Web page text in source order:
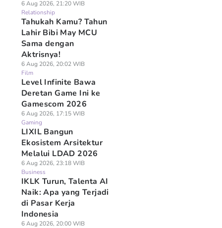
6 Aug 2026, 21:20 WIB
Relationship
Tahukah Kamu? Tahun
Lahir Bibi May MCU
Sama dengan
Aktrisnya!
6 Aug 2026, 20:02 WIB
Film
Level Infinite Bawa
Deretan Game Ini ke
Gamescom 2026
6 Aug 2026, 17:15 WIB
Gaming
LIXIL Bangun
Ekosistem Arsitektur
Melalui LDAD 2026
6 Aug 2026, 23:18 WIB
Business
IKLK Turun, Talenta AI
Naik: Apa yang Terjadi
di Pasar Kerja
Indonesia
6 Aug 2026, 20:00 WIB